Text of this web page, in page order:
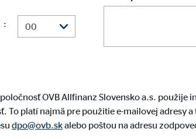
:
OVB Allfinanz Slovensko a.s.
platí najmä pre použitie e-mailovej adresy
dpo@ovb.skalebo poštou na adresu
máp Google